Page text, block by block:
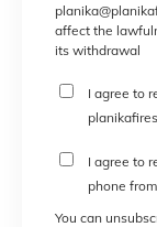
affect the
its withdrawal
I agree to
I agree to
phone
You can